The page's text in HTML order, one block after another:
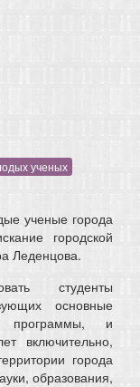
ученых
ученые города
городской
Леденцова.
студенты
основные
программы, и
включительно,
города
образования,